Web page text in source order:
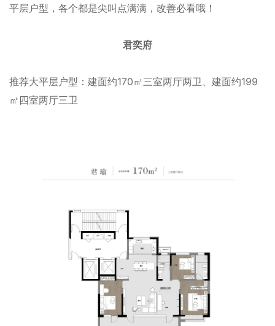
平层户型，各个都是尖叫点满满，改善必看哦！
君奕府
推荐大平层户型：建面约170㎡三室两厅两卫、建面约199
㎡四室两厅三卫